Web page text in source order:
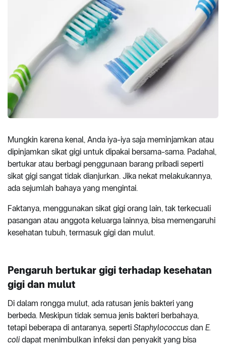
Mungkin karena kenal, Anda iya-iya saja meminjamkan atau
dipinjamkan sikat gigi untuk dipakai bersama-sama. Padahal,
bertukar atau berbagi penggunaan barang pribadi seperti
sikat gigi sangat tidak dianjurkan. Jika nekat melakukannya,
ada sejumlah bahaya yang mengintai.
Faktanya, menggunakan sikat gigi orang lain, tak terkecuali
pasangan atau anggota keluarga lainnya, bisa memengaruhi
kesehatan tubuh, termasuk gigi dan mulut.
Pengaruh bertukar gigi terhadap kesehatan
gigi dan mulut
Di dalam rongga mulut, ada ratusan jenis bakteri yang
berbeda. Meskipun tidak semua jenis bakteri berbahaya,
tetapi beberapa di antaranya, seperti Staphylococcus dan E.
coli dapat menimbulkan infeksi dan penyakit yang bisa